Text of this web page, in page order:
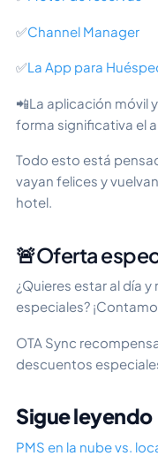
✅Channel Manager
✅La App para
📲La aplicación móvil
forma significativa el
Todo esto está
vayan felices y
hotel.
🚨Oferta
¿Quieres estar al día
especiales?
OTA Sync
descuentos
Sigue leyendo
PMS en la nube vs.